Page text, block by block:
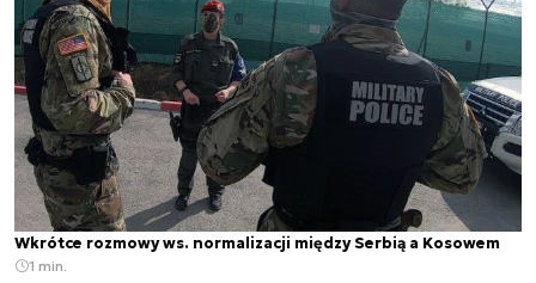
Wkrótce rozmowy ws. normalizacji między Serbią a Kosowem
1 min.